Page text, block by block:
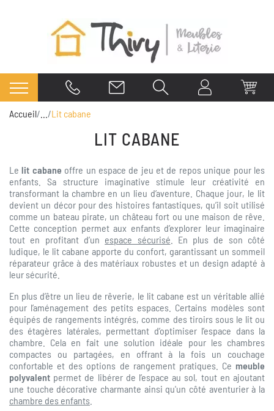
Accueil Lit cabane
LIT CABANE
Lelit cabane offre un espace de jeu et de repos unique pour les
enfants. Sa structure imaginative stimule leur créativité en
transformant la chambre en un lieu d’aventure. Chaque jour, le lit
devient un décor pour des histoires fantastiques, qu’il soit utilisé
comme un bateau pirate, un château fort ou une maison de rêve.
Cette conception permet aux enfants d’explorer leur imaginaire
tout en profitant d’un espace sécurisé . En plus de son côté
ludique, le lit cabane apporte du confort, garantissant un sommeil
réparateur grâce à des matériaux robustes et un design adapté à
leur sécurité.
En plus d’être un lieu de rêverie, le lit cabane est un véritable allié
pour l’aménagement des petits espaces. Certains modèles sont
équipés de rangements intégrés, comme des tiroirs sous le lit ou
des étagères latérales, permettant d’optimiser l’espace dans la
chambre. Cela en fait une solution idéale pour les chambres
compactes ou partagées, en offrant à la fois un couchage
confortable et des options de rangement pratiques. Ce meuble
polyvalent permet de libérer de l’espace au sol, tout en ajoutant
une touche décorative charmante ainsi qu'un côté aventurier à la
chambre des enfants